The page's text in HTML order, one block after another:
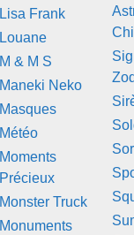
Lisa Frank
Louane
M & M S
Maneki Neko
Masques
Météo
Moments
Précieux
Monster Truck
Monuments